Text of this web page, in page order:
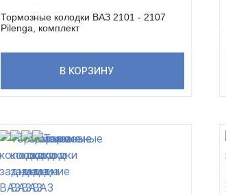
Тормозные колодки ВАЗ 2101 - 2107
Pilenga, комплект
В КОРЗИНУ